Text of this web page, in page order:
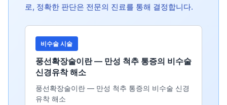
로, 정확한 판단은 전문의 진료를 통해 결정합니다.
비수술 시술
풍선확장술이란 — 만성 척추 통증의 비수술
신경유착 해소
풍선확장술이란 — 만성 척추 통증의 비수술 신경
유착 해소